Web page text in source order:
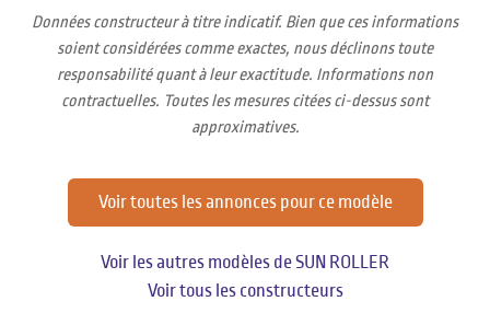
Données constructeur à titre indicatif. Bien que ces informations
soient considérées comme exactes, nous déclinons toute
responsabilité quant à leur exactitude. Informations non
contractuelles. Toutes les mesures citées ci-dessus sont
approximatives.
Voir toutes les annonces pour ce modèle
Voir les autres modèles de SUN ROLLER
Voir tous les constructeurs